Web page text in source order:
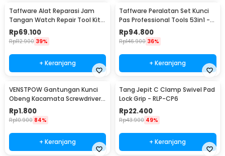
Taffware Alat Reparasi Jam
Tangan Watch Repair Tool Kit
Lengkap 13in1 - SC8005
Rp69.100
Rp112.900 39%
+ Keranjang
Taffware Peralatan Set Kunci
Pas Professional Tools 53in1 -
CR-V53
Rp94.800
Rp146.900 36%
+ Keranjang
VENSTPOW Gantungan Kunci
Obeng Kacamata Screwdriver
Plus Minus Hexagon - V001
Rp1.800
Rp10.900 84%
+ Keranjang
Tang Jepit C Clamp Swivel Pad
Lock Grip - RLP-CP6
Rp22.400
Rp43.900 49%
+ Keranjang